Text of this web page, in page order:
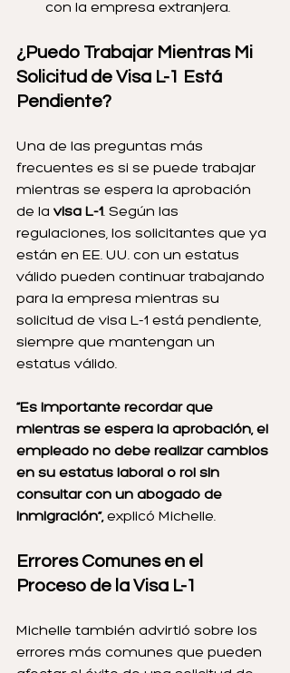
con la empresa extranjera.
¿Puedo Trabajar Mientras Mi
Solicitud de Visa L-1 Está
Pendiente?
Una de las preguntas más
frecuentes es si se puede trabajar
mientras se espera la aprobación
de la visa L-1. Según las
regulaciones, los solicitantes que ya
están en EE. UU. con un estatus
válido pueden continuar trabajando
para la empresa mientras su
solicitud de visa L-1 está pendiente,
siempre que mantengan un
estatus válido.
“Es importante recordar que
mientras se espera la aprobación, el
empleado no debe realizar cambios
en su estatus laboral o rol sin
consultar con un abogado de
inmigración”, explicó Michelle.
Errores Comunes en el
Proceso de la Visa L-1
Michelle también advirtió sobre los
errores más comunes que pueden